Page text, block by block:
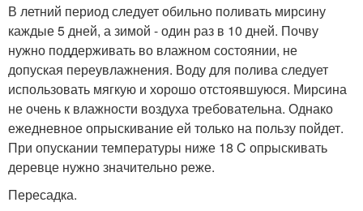
В летний период следует обильно поливать мирсину
каждые 5 дней, а зимой - один раз в 10 дней. Почву
нужно поддерживать во влажном состоянии, не
допуская переувлажнения. Воду для полива следует
использовать мягкую и хорошо отстоявшуюся. Мирсина
не очень к влажности воздуха требовательна. Однако
ежедневное опрыскивание ей только на пользу пойдет.
При опускании температуры ниже 18 C опрыскивать
деревце нужно значительно реже.
Пересадка.